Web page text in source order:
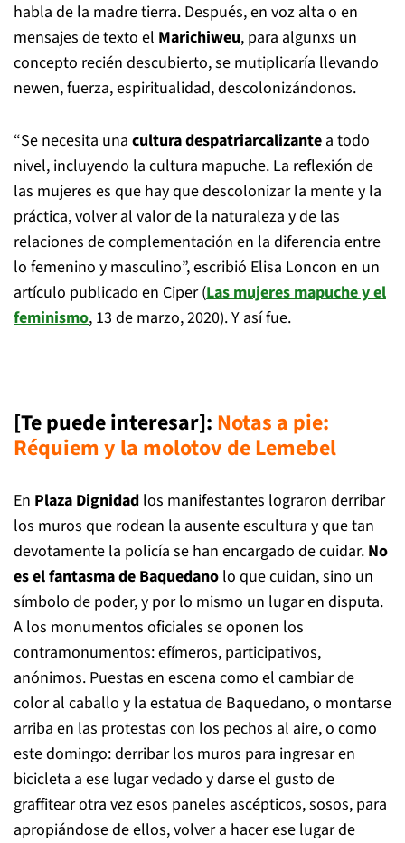
habla de la madre tierra. Después, en voz alta o en
mensajes de texto el Marichiweu, para algunxs un
concepto recién descubierto, se mutiplicaría llevando
newen, fuerza, espiritualidad, descolonizándonos.
“Se necesita una cultura despatriarcalizante a todo
nivel, incluyendo la cultura mapuche. La reflexión de
las mujeres es que hay que descolonizar la mente y la
práctica, volver al valor de la naturaleza y de las
relaciones de complementación en la diferencia entre
lo femenino y masculino”, escribió Elisa Loncon en un
artículo publicado en Ciper (Las mujeres mapuche y el
feminismo, 13 de marzo, 2020). Y así fue.
[Te puede interesar]: Notas a pie:
Réquiem y la molotov de Lemebel
En Plaza Dignidad los manifestantes lograron derribar
los muros que rodean la ausente escultura y que tan
devotamente la policía se han encargado de cuidar. No
es el fantasma de Baquedano lo que cuidan, sino un
símbolo de poder, y por lo mismo un lugar en disputa.
A los monumentos oficiales se oponen los
contramonumentos: efímeros, participativos,
anónimos. Puestas en escena como el cambiar de
color al caballo y la estatua de Baquedano, o montarse
arriba en las protestas con los pechos al aire, o como
este domingo: derribar los muros para ingresar en
bicicleta a ese lugar vedado y darse el gusto de
graffitear otra vez esos paneles ascépticos, sosos, para
apropiándose de ellos, volver a hacer ese lugar de